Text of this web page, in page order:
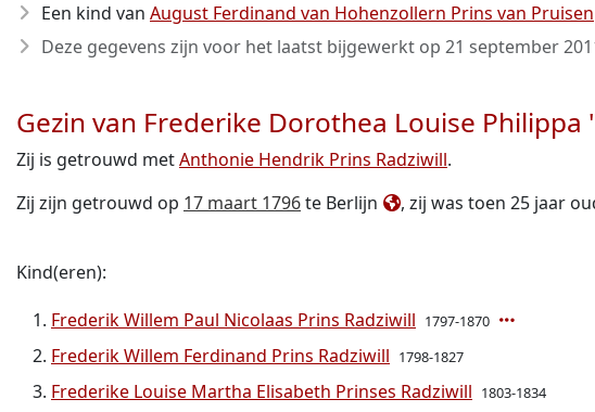
Een kind van August Ferdinand van Hohenzollern Prins van Pruisen
Deze gegevens zijn voor het laatst bijgewerkt op 21 september
Gezin van Frederike Dorothea Louise
Zij is getrouwd metAnthonie Hendrik Prins Radziwill.
Zij zijn getrouwd op 17 maart 1796te Berlijn , zij was toen 25 jaar
Kind(eren):
Frederik Willem Paul Nicolaas Prins Radziwill 1797-1870
Frederik Willem Ferdinand Prins Radziwill 1798-1827
Frederike Louise Martha Elisabeth Prinses Radziwill 1803-1834